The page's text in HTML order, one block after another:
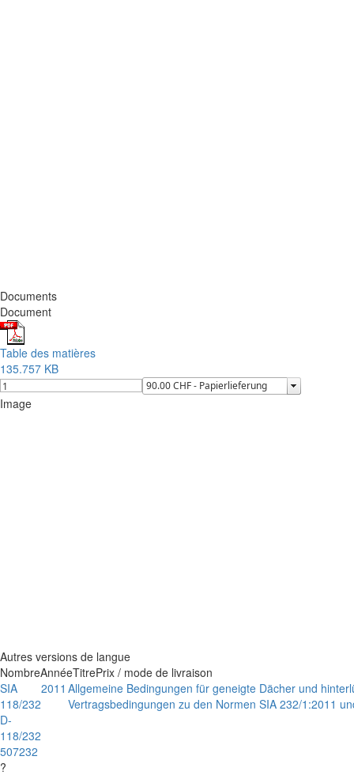
Documents
Document
Table des matières
135.757 KB
Image
Autres versions de langue
NombreAnnéeTitrePrix / mode de livraison
SIA
118/232
D-
118/232
507232
?
2011 Allgemeine Bedingungen für geneigte Dächer und
Vertragsbedingungen zu den Normen SIA 232/1:2011